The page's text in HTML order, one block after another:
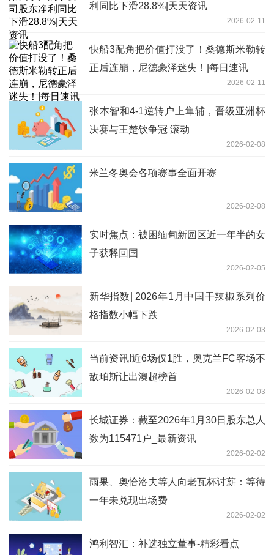
利同比下滑28.8%|天天资讯
2026-02-11
快船3配角把价值打没了！桑德斯米勒转
正后连崩，尼德豪泽迷失！|每日速讯
2026-02-11
张本智和4-1逆转户上隼辅，晋级亚洲杯
决赛与王楚钦争冠 滚动
2026-02-08
米兰冬奥会各项赛事全面开赛
2026-02-08
实时焦点：被困缅甸新园区近一年半的女
子获释回国
2026-02-05
新华指数| 2026年1月中国干辣椒系列价
格指数小幅下跌
2026-02-03
当前资讯!近6场仅1胜，奥克兰FC客场不
敌珀斯让出澳超榜首
2026-02-03
长城证券：截至2026年1月30日股东总人
数为115471户_最新资讯
2026-02-02
雨果、奥恰洛夫等人向老瓦杯讨薪：等待
一年未兑现出场费
2026-02-02
鸿利智汇：补选独立董事-精彩看点